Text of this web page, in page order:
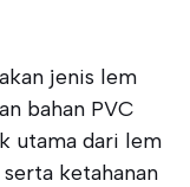
jenis lem
bahan PVC
utama dari lem
ketahanan